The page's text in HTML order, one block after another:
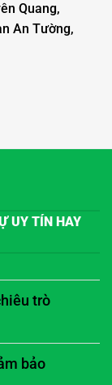
Quang,
An Tường,
UY TÍN HAY
trò
bảo